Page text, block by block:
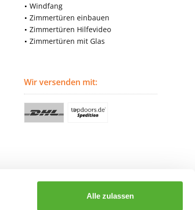
Alle zulassen
Windfang
Zimmertüren einbauen
Zimmertüren Hilfevideo
Zimmertüren mit Glas
Wir versenden mit: